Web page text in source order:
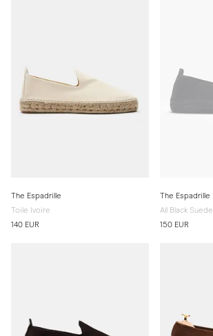
The Espadrille
Toile Ivoire
140 EUR
The Espadrille
All Black Suede
150 EUR